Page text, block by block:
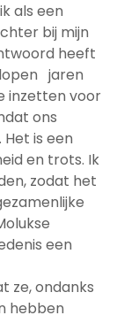
als een
bij mijn
heeft
jaren
inzetten voor
ons
is een
en trots. Ik
zodat het
een
ze, ondanks
hebben